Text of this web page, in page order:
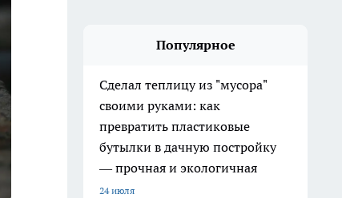
Популярное
Сделал теплицу из "мусора"
своими руками: как
превратить пластиковые
бутылки в дачную постройку
— прочная и экологичная
24 июля